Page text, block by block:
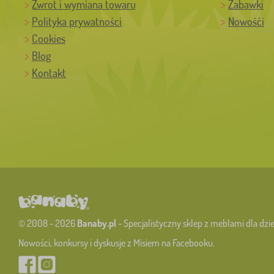
Zwrot i wymiana towaru
Polityka prywatności
Cookies
Blog
Kontakt
Zabawki
Nowośći
© 2008 - 2026 Banaby.pl - Specjalistyczny sklep z meblami dla
Nowości, konkursy i dyskusje z Misiem na Facebooku.